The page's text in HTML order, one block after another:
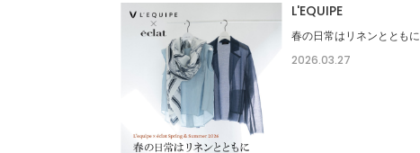
L'EQUIPE
春の日常はリネンとともに
2026.03.27